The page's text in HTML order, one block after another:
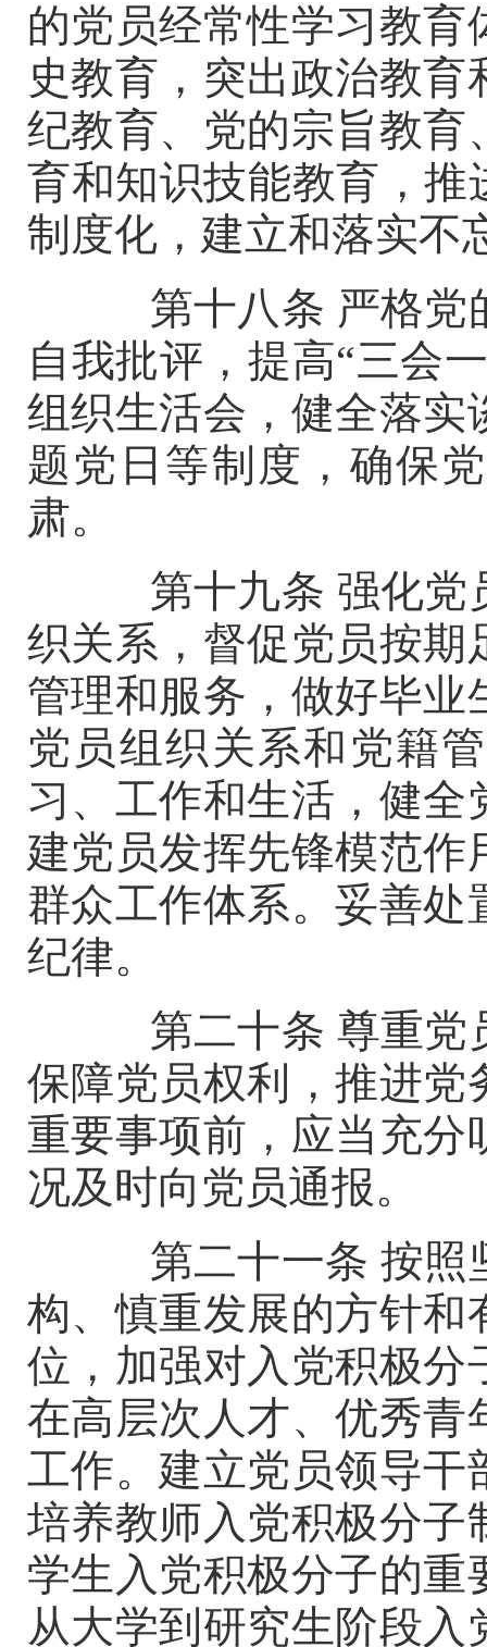
的党员经常性学习教
史教育，突出政治教
纪教育、党的宗旨教育
育和知识技能教育，推
制度化，建立和落实不
第十八条 严格党
自我批评，提高“三会
组织生活会，健全落实
题党日等制度，确保
肃。
第十九条 强化党
织关系，督促党员按期
管理和服务，做好毕
党员组织关系和党籍
习、工作和生活，健
建党员发挥先锋模范
群众工作体系。妥善
纪律。
第二十条 尊重党
保障党员权利，推进党
重要事项前，应当充
况及时向党员通报。
第二十一条 按照
构、慎重发展的方针和
位，加强对入党积极分
在高层次人才、优秀青
工作。建立党员领导干
培养教师入党积极分子
学生入党积极分子的
从大学到研究生阶段